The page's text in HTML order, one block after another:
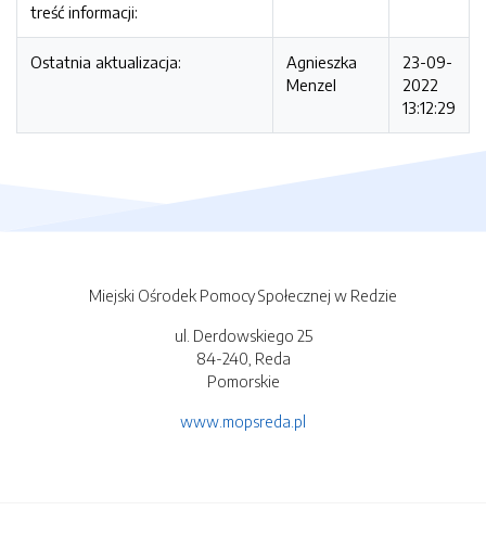
treść informacji:
Ostatnia aktualizacja:
Agnieszka
Menzel
23-09-
2022
13:12:29
Miejski Ośrodek Pomocy Społecznej w Redzie
ul. Derdowskiego 25
84-240, Reda
Pomorskie
www.mopsreda.pl